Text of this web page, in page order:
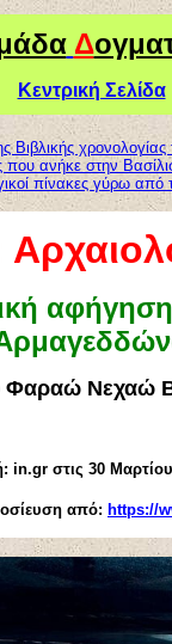
Δ
Κεντρική Σελίδα
Βιβλικής
που ανήκε στην
πίνακες γύρω από
Φαραώ Νεχαώ
in.gr στις 30
από: https://